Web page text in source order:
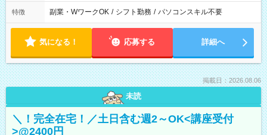
特徴 副業・WワークOK / シフト勤務 / パソコンスキル不要
気になる！ 応募する 詳細へ
掲載日：2026.08.06
未読
＼！完全在宅！／土日含む週2～OK<講座受付
>@2400円